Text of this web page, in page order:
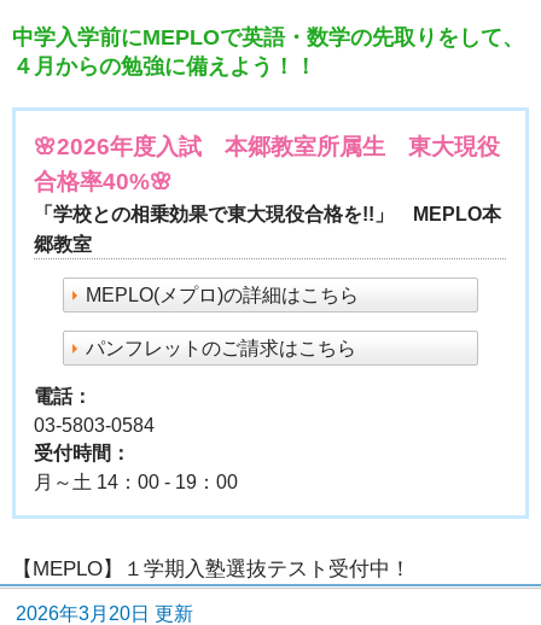
中学入学前にMEPLOで英語・数学の先取りをして、
４月からの勉強に備えよう！！
🌸2026年度入試 本郷教室所属生 東大現役
合格率40%🌸
「学校との相乗効果で東大現役合格を!!」 MEPLO本
郷教室
MEPLO(メプロ)の詳細はこちら
パンフレットのご請求はこちら
電話：
03-5803-0584
受付時間：
月～土 14：00 - 19：00
【MEPLO】１学期入塾選抜テスト受付中！
2026年3月20日 更新